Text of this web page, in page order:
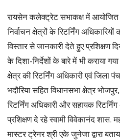
रायसेन कलेक्ट्रेट सभाकक्ष में आयोजित
निर्वाचन क्षेत्रों के रिटर्निंग
विस्तार से जानकारी देते हुए प्रशिक्षण
के दिशा-निर्देशों के बारे में भी कराया
क्षेत्र की रिटर्निंग अधिकारी एवं
भदौरिया सहित विधानसभा क्षेत्र
रिटर्निंग अधिकारी और सहायक
प्रशिक्षण दे रहे स्वामी विवेकानंद शास.
मास्टर ट्रेनर श्री एके जुनेजा द्वारा